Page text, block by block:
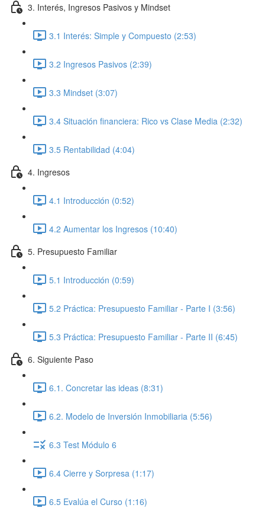
3. Interés, Ingresos Pasivos y Mindset
3.1 Interés: Simple y Compuesto (2:53)
3.2 Ingresos Pasivos (2:39)
3.3 Mindset (3:07)
3.4 Situación financiera: Rico vs Clase Media (2:32)
3.5 Rentabilidad (4:04)
4. Ingresos
4.1 Introducción (0:52)
4.2 Aumentar los Ingresos (10:40)
5. Presupuesto Familiar
5.1 Introducción (0:59)
5.2 Práctica: Presupuesto Familiar - Parte I (3:56)
5.3 Práctica: Presupuesto Familiar - Parte II (6:45)
6. Siguiente Paso
6.1. Concretar las ideas (8:31)
6.2. Modelo de Inversión Inmobiliaria (5:56)
6.3 Test Módulo 6
6.4 Cierre y Sorpresa (1:17)
6.5 Evalúa el Curso (1:16)